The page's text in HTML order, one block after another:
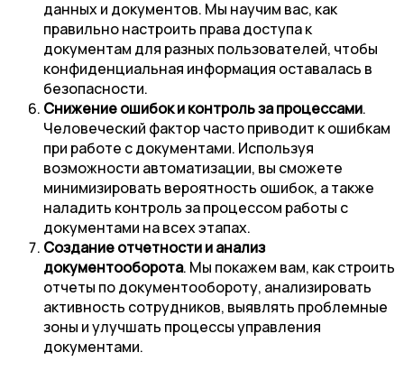
данных и документов. Мы научим вас, как
правильно настроить права доступа к
документам для разных пользователей, чтобы
конфиденциальная информация оставалась в
безопасности.
Снижение ошибок и контроль за процессами.
Человеческий фактор часто приводит к ошибкам
при работе с документами. Используя
возможности автоматизации, вы сможете
минимизировать вероятность ошибок, а также
наладить контроль за процессом работы с
документами на всех этапах.
Создание отчетности и анализ
документооборота. Мы покажем вам, как строить
отчеты по документообороту, анализировать
активность сотрудников, выявлять проблемные
зоны и улучшать процессы управления
документами.